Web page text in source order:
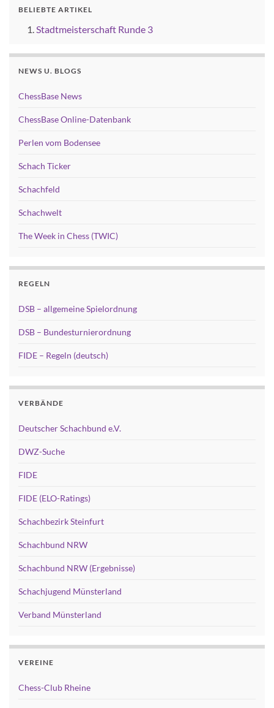
BELIEBTE ARTIKEL
Stadtmeisterschaft Runde 3
NEWS U. BLOGS
ChessBase News
ChessBase Online-Datenbank
Perlen vom Bodensee
Schach Ticker
Schachfeld
Schachwelt
The Week in Chess (TWIC)
REGELN
DSB – allgemeine Spielordnung
DSB – Bundesturnierordnung
FIDE – Regeln (deutsch)
VERBÄNDE
Deutscher Schachbund e.V.
DWZ-Suche
FIDE
FIDE (ELO-Ratings)
Schachbezirk Steinfurt
Schachbund NRW
Schachbund NRW (Ergebnisse)
Schachjugend Münsterland
Verband Münsterland
VEREINE
Chess-Club Rheine